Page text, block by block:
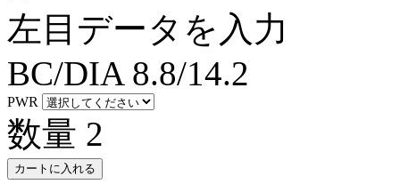
左目データを入力
BC/DIA 8.8/14.2
PWR
数量 2
カートに入れる